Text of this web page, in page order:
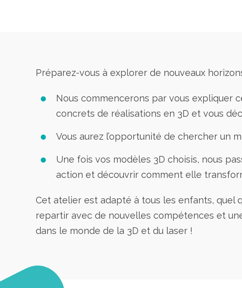
Préparez-vous à explorer de nouveaux
Nous commencerons par vous expliquer
concrets de réalisations en 3D et vous
Vous aurez l’opportunité de chercher un
Une fois vos modèles 3D choisis, nous
action et découvrir comment elle
Cet atelier est adapté à tous les enfants, quel
repartir avec de nouvelles compétences et
dans le monde de la 3D et du laser !